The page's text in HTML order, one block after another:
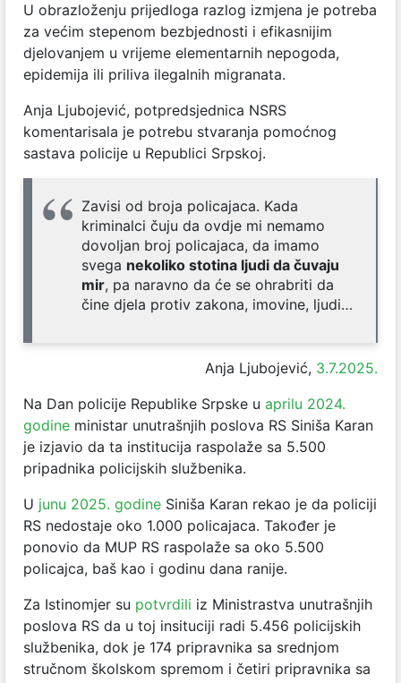
U obrazloženju prijedloga razlog izmjena je potreba
za većim stepenom bezbjednosti i efikasnijim
djelovanjem u vrijeme elementarnih nepogoda,
epidemija ili priliva ilegalnih migranata.
Anja Ljubojević, potpredsjednica NSRS
komentarisala je potrebu stvaranja pomoćnog
sastava policije u Republici Srpskoj.
Zavisi od broja policajaca. Kada
kriminalci čuju da ovdje mi nemamo
dovoljan broj policajaca, da imamo
svega nekoliko stotina ljudi da čuvaju
mir, pa naravno da će se ohrabriti da
čine djela protiv zakona, imovine, ljudi…
Anja Ljubojević, 3.7.2025.
Na Dan policije Republike Srpske u aprilu 2024.
godine ministar unutrašnjih poslova RS Siniša Karan
je izjavio da ta institucija raspolaže sa 5.500
pripadnika policijskih službenika.
U junu 2025. godine Siniša Karan rekao je da policiji
RS nedostaje oko 1.000 policajaca. Također je
ponovio da MUP RS raspolaže sa oko 5.500
policajca, baš kao i godinu dana ranije.
Za Istinomjer su potvrdili iz Ministrastva unutrašnjih
poslova RS da u toj insituciji radi 5.456 policijskih
službenika, dok je 174 pripravnika sa srednjom
stručnom školskom spremom i četiri pripravnika sa